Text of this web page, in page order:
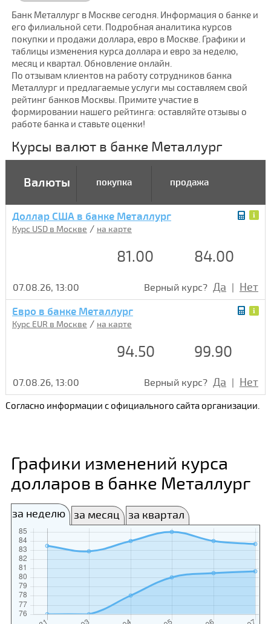
Банк Металлург в Москве сегодня. Информация о банке и
его филиальной сети. Подробная аналитика курсов
покупки и продажи доллара, евро в Москве. Графики и
таблицы изменения курса доллара и евро за неделю,
месяц и квартал. Обновление онлайн.
По отзывам клиентов на работу сотрудников банка
Металлург и предлагаемые услуги мы составляем свой
рейтинг банков Москвы. Примите участие в
формировании нашего рейтинга: оставляйте отзывы о
работе банка и ставьте оценки!
Курсы валют в банке Металлург
Валюты покупка продажа
Доллар США в банке Металлург
Курс USD в Москве / на карте
81.00 84.00
07.08.26, 13:00 Верный курс? Да | Нет
Евро в банке Металлург
Курс EUR в Москве / на карте
94.50 99.90
07.08.26, 13:00 Верный курс? Да | Нет
Согласно информации с официального сайта организации.
Графики изменений курса
долларов в банке Металлург
за неделю за месяц за квартал